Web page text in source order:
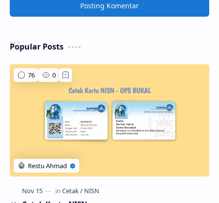
Posting Komentar
Popular Posts